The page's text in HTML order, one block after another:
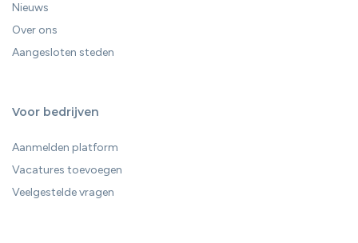
Nieuws
Over ons
Aangesloten steden
Voor bedrijven
Aanmelden platform
Vacatures toevoegen
Veelgestelde vragen